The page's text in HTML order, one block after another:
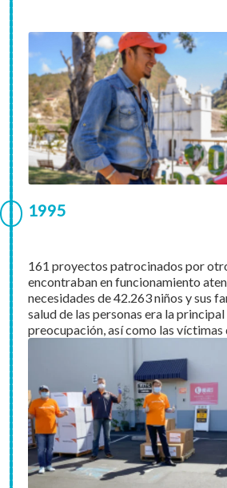
1995
161 proyectos patrocinados por
encontraban en funcionamiento
necesidades de 42.263 niños y sus
salud de las personas era la principal
preocupación, así como las víctimas